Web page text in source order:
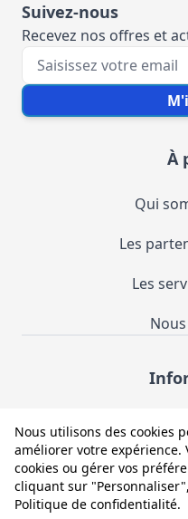
Nous utilisons des cookies
améliorer votre expérience.
cookies ou gérer vos
cliquant sur
Politique de confidentialité.
Suivez-nous
Recevez nos offres et
Votre e-mail
À
Qui
Les
Les
Mentions
Conditions